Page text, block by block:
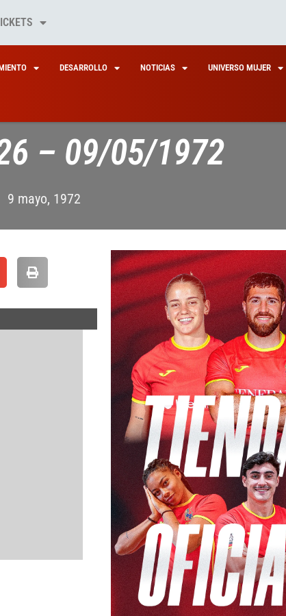
DESARROLLO NOTICIAS UNIVERSO MUJER
– 09/05/1972
9 mayo, 1972